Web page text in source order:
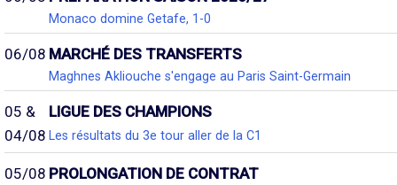
Monaco domine Getafe, 1-0
06/08 MARCHÉ DES TRANSFERTS
Maghnes Akliouche s'engage au Paris Saint-Germain
05 &
04/08
LIGUE DES CHAMPIONS
Les résultats du 3e tour aller de la C1
05/08 PROLONGATION DE CONTRAT